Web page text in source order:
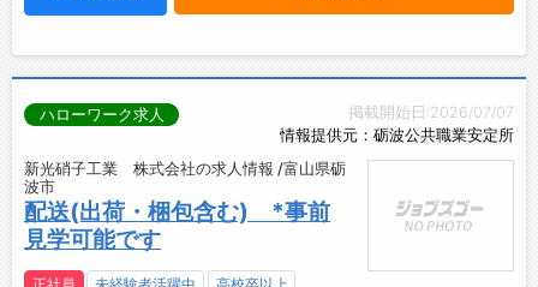
掲載開始日:2026/07/07
情報提供元：砺波公共職業安定所
ハローワーク求人
新光硝子工業 株式会社の求人情報 /富山県砺
波市
配送(出荷・梱包含む) *事前
見学可能です